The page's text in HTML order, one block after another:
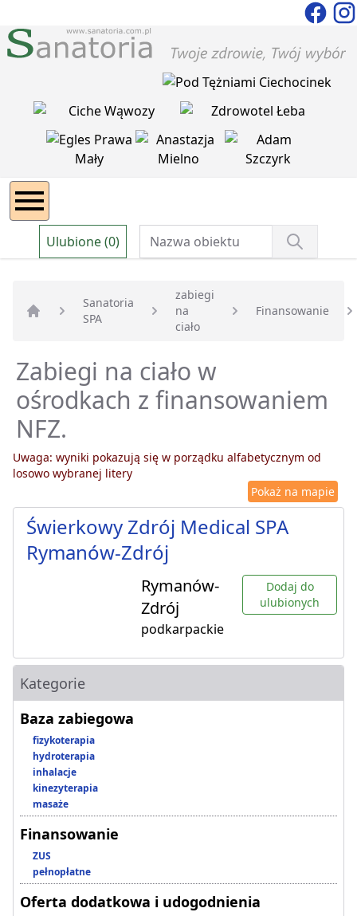
Ulubione (0)
Strona główna
Sanatoria
SPA
zabiegi
na
ciało
Finansowanie
Zabiegi na ciało w
ośrodkach z finansowaniem
NFZ.
Uwaga: wyniki pokazują się w porządku alfabetycznym od
losowo wybranej litery
Pokaż na mapie
Świerkowy Zdrój Medical SPA
Rymanów-Zdrój
Rymanów-
Zdrój
podkarpackie
Dodaj do
ulubionych
Kategorie
Baza zabiegowa
fizykoterapia
hydroterapia
inhalacje
kinezyterapia
masaże
Finansowanie
ZUS
pełnopłatne
Oferta dodatkowa i udogodnienia